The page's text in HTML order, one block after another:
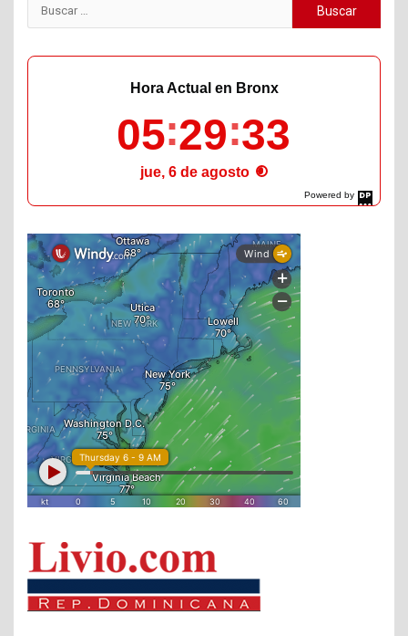
Buscar:
Powered by
DaysPedia.com
Hora Actual en Bronx
05 29 34
jue, 6 de agosto